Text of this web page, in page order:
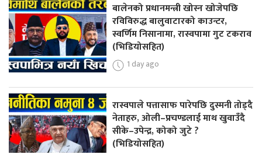
बालेनको प्रधानमन्त्री खोस्न खोजेपछि
रविविरुद्ध बालुवाटारको काउन्टर,
स्वर्णिम निसानामा, रास्वपामा गुट टकराव
(भिडियोसहित)
1 day ago
रास्वपाले पत्तासाफ पारेपछि दुस्मनी तोड्दै
नेताहरु, ओली–प्रचण्डलाई माथ खुवाउँदै
सीके–उपेन्द्र, कोको जुटे ?
(भिडियोसहित)